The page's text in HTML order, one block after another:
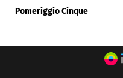
Pomeriggio Cinque